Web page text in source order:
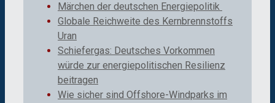
Märchen der deutschen Energiepolitik
Globale Reichweite des Kernbrennstoffs
Uran
Schiefergas: Deutsches Vorkommen
würde zur energiepolitischen Resilienz
beitragen
Wie sicher sind Offshore-Windparks im